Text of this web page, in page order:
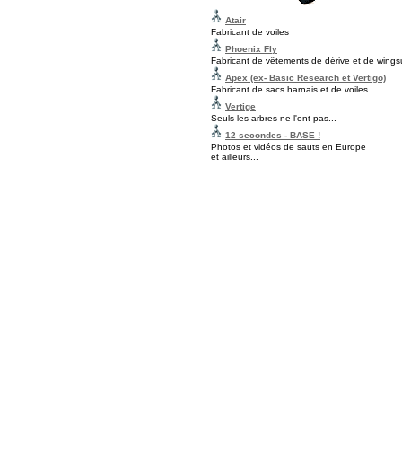
Atair
Fabricant de voiles
Phoenix Fly
Fabricant de vêtements de dérive et de
Apex (ex- Basic Research et Vertigo)
Fabricant de sacs harnais et de voiles
Vertige
Seuls les arbres ne l'ont pas...
12 secondes - BASE !
Photos et vidéos de sauts en Europe
et ailleurs...